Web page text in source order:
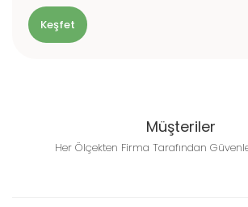
Keşfet
Müşteriler
Her Ölçekten Firma Tarafından